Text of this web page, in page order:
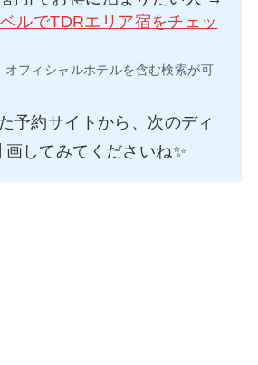
ルでTDRエリア宿をチェッ
フィシャルホテルを含む検索が可
予約サイトから、次のディ
画してみてくださいね✨